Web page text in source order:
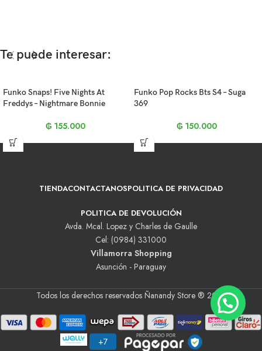
Te puede interesar:
Funko Snaps! Five Nights At
Freddys – Nightmare Bonnie
₲ 155.000
Funko Pop Rocks Bts S4 – Suga
369
₲ 150.000
TIENDACONTACTANOSPOLITICA DE PRIVACIDAD
POLITICA DE DEVOLUCIÓN
Avda. Mcal. Lopez y Charles de Gaulle
Cel: (0984) 331000
Villamorra Shopping
Asunción - Paraguay
Todos los derechos reservados Ñanandy Store ® 2025